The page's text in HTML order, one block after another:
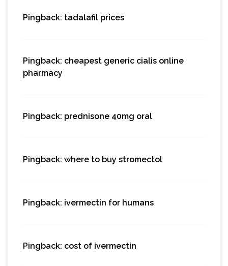
Pingback: tadalafil prices
Pingback: cheapest generic cialis online
pharmacy
Pingback: prednisone 40mg oral
Pingback: where to buy stromectol
Pingback: ivermectin for humans
Pingback: cost of ivermectin